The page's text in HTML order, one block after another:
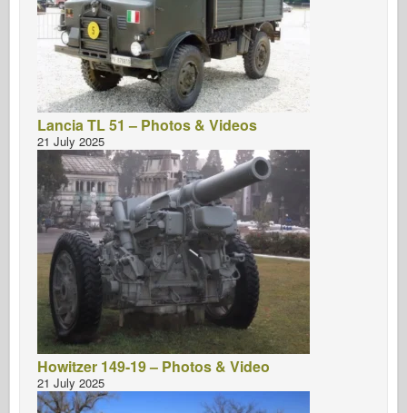
Lancia TL 51 – Photos & Videos
21 July 2025
Howitzer 149-19 – Photos & Video
21 July 2025